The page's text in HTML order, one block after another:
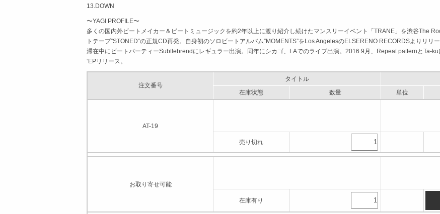
13.DOWN
〜YAGI PROFILE〜
多くの国内外ビートメイカー＆ビートミュージックを約2年以上に渡り紹介し続けたマンスリーイベント「TRANE」を渋谷The
トテープ”STONED”の正規CD再発。自身初のソロビートアルバム”MOMENTS”をLos AngelesのELSERENO RECORDSよりリリ
滞在中にビートパーティーSubtlebrendにレギュラー出演。同年にシカゴ、LAでのライブ出演。2016 9月、Repeat patternとTa-
‘EPリリース。
注文番号
タイトル
在庫状態
数量 単位
AT-19
売り切れ
お取り寄せ可能
在庫有り